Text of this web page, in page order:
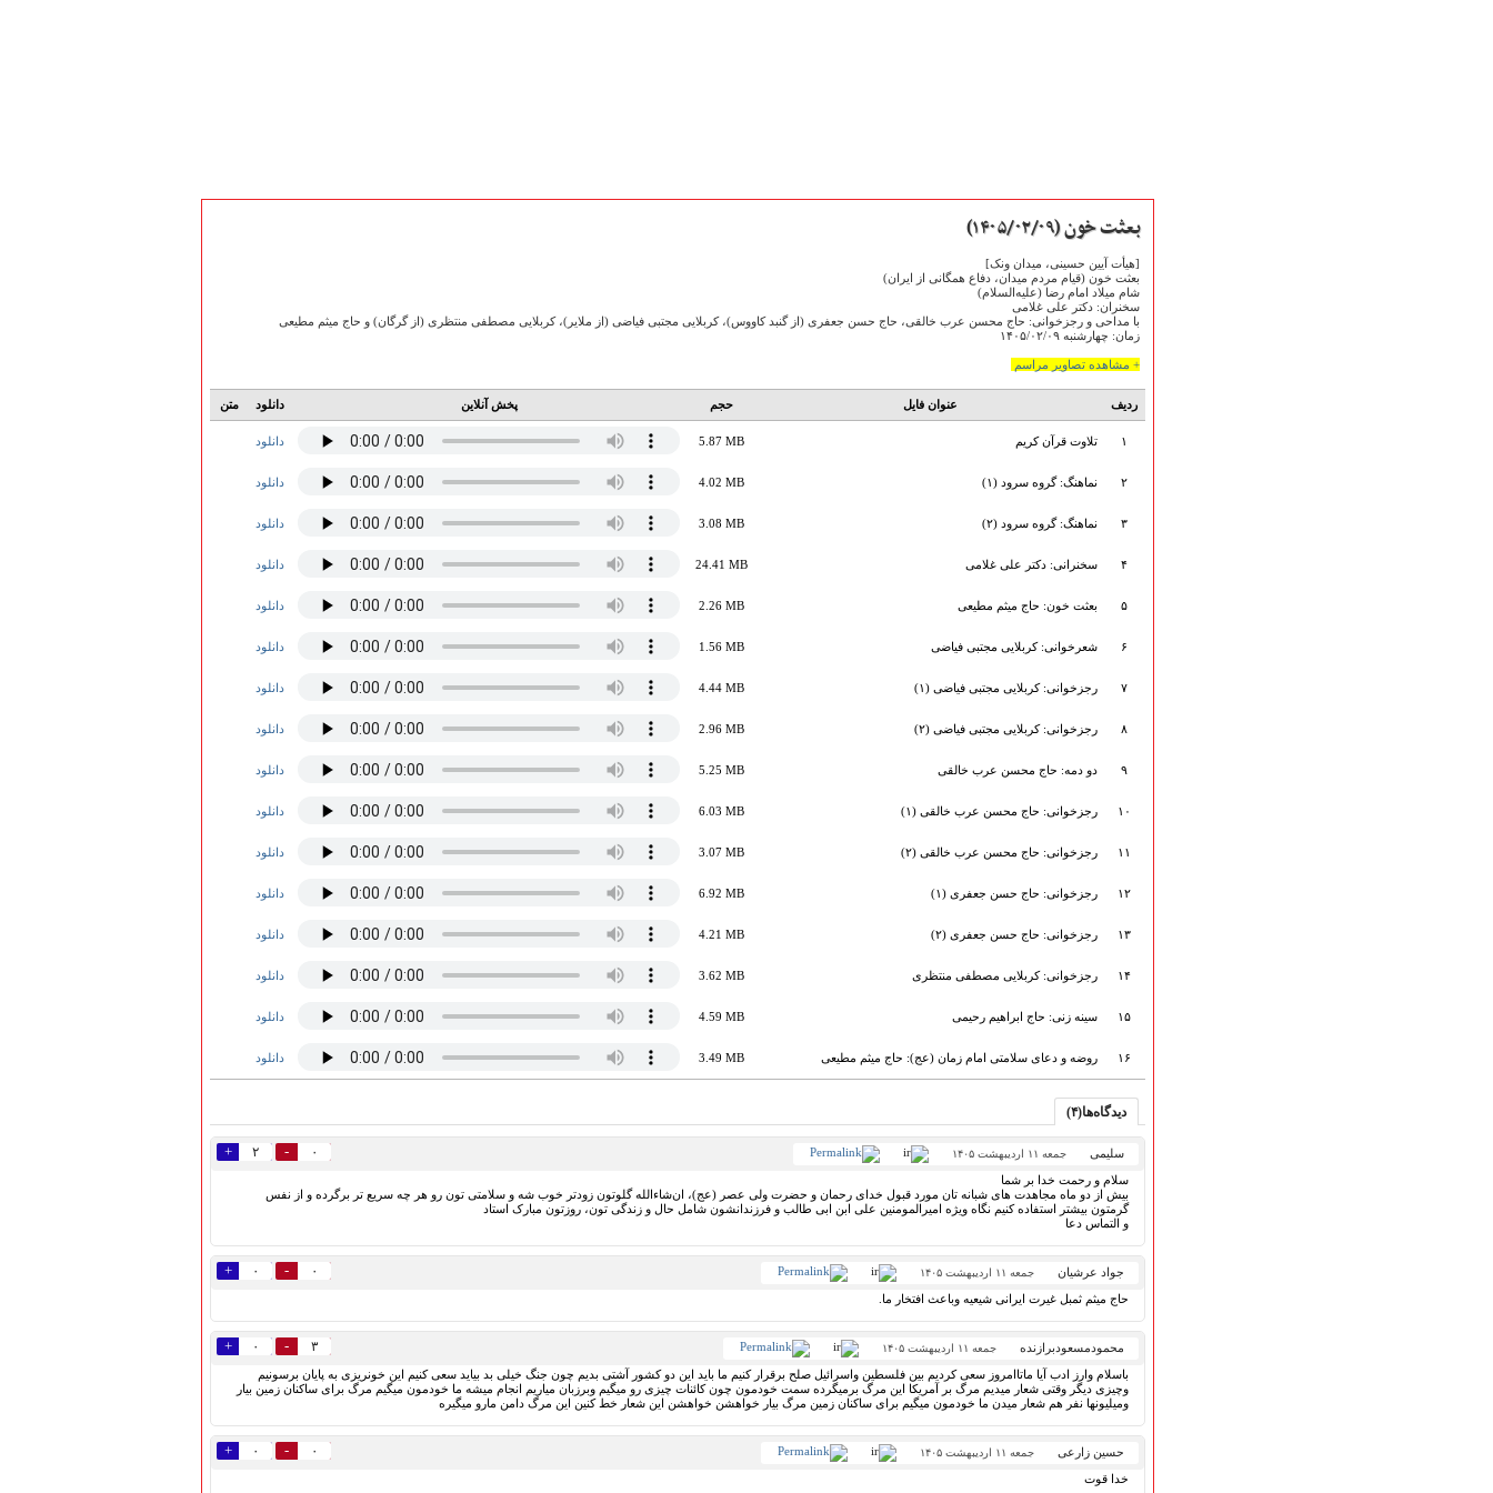
بعثت خون (۱۴۰۵/۰۲/۰۹)
[هیأت آیین حسینی، میدان ونک]
بعثت خون (قیام مردم میدان، دفاع همگانی از ایران)
شام میلاد امام رضا (علیه‌السلام)
سخنران: دکتر علی غلامی
با مداحی و رجزخوانی: حاج محسن عرب خالقی، حاج حسن جعفری (از گنبد کاووس)، کربلایی مجتبی فیاضی (از ملایر)، کربلایی مصطفی منتظری (از گرگان) و حاج میثم مطیعی
زمان: چهارشنبه ۱۴۰۵/۰۲/۰۹
+ مشاهده تصاویر مراسم
ردیف عنوان فایل حجم پخش آنلاین دانلود متن
۱ تلاوت قرآن کریم 5.87 MB دانلود
۲ نماهنگ: گروه سرود (۱) 4.02 MB دانلود
۳ نماهنگ: گروه سرود (۲) 3.08 MB دانلود
۴ سخنرانی: دکتر علی غلامی 24.41 MB دانلود
۵ بعثت خون: حاج میثم مطیعی 2.26 MB دانلود
۶ شعرخوانی: کربلایی مجتبی فیاضی 1.56 MB دانلود
۷ رجزخوانی: کربلایی مجتبی فیاضی (۱) 4.44 MB دانلود
۸ رجزخوانی: کربلایی مجتبی فیاضی (۲) 2.96 MB دانلود
۹ دو دمه: حاج محسن عرب خالقی 5.25 MB دانلود
۱۰ رجزخوانی: حاج محسن عرب خالقی (۱) 6.03 MB دانلود
۱۱ رجزخوانی: حاج محسن عرب خالقی (۲) 3.07 MB دانلود
۱۲ رجزخوانی: حاج حسن جعفری (۱) 6.92 MB دانلود
۱۳ رجزخوانی: حاج حسن جعفری (۲) 4.21 MB دانلود
۱۴ رجزخوانی: کربلایی مصطفی منتظری 3.62 MB دانلود
۱۵ سینه زنی: حاج ابراهیم رحیمی 4.59 MB دانلود
۱۶ روضه و دعای سلامتی امام زمان (عج): حاج میثم مطیعی 3.49 MB دانلود
دیدگاه‌ها(۴)
سلیمی جمعه ۱۱ اردیبهشت ۱۴۰۵ ۲ + ۰ -
سلام و رحمت خدا بر شما
بیش از دو ماه مجاهدت های شبانه تان مورد قبول خدای رحمان و حضرت ولی عصر (عج)، ان‌شاءالله گلوتون زودتر خوب شه و سلامتی تون رو هر چه سریع تر برگرده و از نفس
گرمتون بیشتر استفاده کنیم نگاه ویژه امیرالمومنین علی ابن ابی طالب و فرزندانشون شامل حال و زندگی تون، روزتون مبارک استاد
و التماس دعا
جواد عرشیان جمعه ۱۱ اردیبهشت ۱۴۰۵ ۰ + ۰ -
حاج میثم ثمبل غیرت ایرانی شیعیه وباعث افتخار ما.
محمودمسعودبرازنده جمعه ۱۱ اردیبهشت ۱۴۰۵ ۰ + ۳ -
باسلام وارز ادب آیا ماتاامروز سعی کردیم بین فلسطین واسرائیل صلح برقرار کنیم ما باید این دو کشور آشتی بدیم چون جنگ خیلی بد بیاید سعی کنیم این خونریزی به پایان برسونیم
وچیزی دیگر وقتی شعار میدیم مرگ بر آمریکا این مرگ برمیگرده سمت خودمون چون کائنات چیزی رو میگیم وبرزبان میاریم انجام میشه ما خودمون میگیم مرگ برای ساکنان زمین بیار
ومیلیونها نفر هم شعار میدن ما خودمون میگیم برای ساکنان زمین مرگ بیار خواهشن خواهشن این شعار خط کنین این مرگ دامن مارو میگیره
حسین زارعی جمعه ۱۱ اردیبهشت ۱۴۰۵ ۰ + ۰ -
خدا قوت